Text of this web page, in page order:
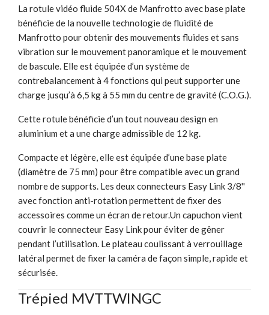
La rotule vidéo fluide 504X de Manfrotto avec base plate
bénéficie de la nouvelle technologie de fluidité de
Manfrotto pour obtenir des mouvements fluides et sans
vibration sur le mouvement panoramique et le mouvement
de bascule. Elle est équipée d’un système de
contrebalancement à 4 fonctions qui peut supporter une
charge jusqu’à 6,5 kg à 55 mm du centre de gravité (C.O.G.).
Cette rotule bénéficie d’un tout nouveau design en
aluminium et a une charge admissible de 12 kg.
Compacte et légère, elle est équipée d’une base plate
(diamètre de 75 mm) pour être compatible avec un grand
nombre de supports. Les deux connecteurs Easy Link 3/8''
avec fonction anti-rotation permettent de fixer des
accessoires comme un écran de retour.Un capuchon vient
couvrir le connecteur Easy Link pour éviter de gêner
pendant l’utilisation. Le plateau coulissant à verrouillage
latéral permet de fixer la caméra de façon simple, rapide et
sécurisée.
Trépied MVTTWINGC